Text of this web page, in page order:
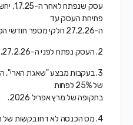
עסק
פתיחת העסק עד
ה-27.2.26 חלקי מספר חודשי הפעילות, כפול 12.
2. העסק נפתח לפני ה-27.2.26.
3. בעקבות מבצע "שאגת הארי",
של 25% לפחות
בתקופה של מרץ אפריל 2026.
4. מס הכנסה לא דחו בקשות של